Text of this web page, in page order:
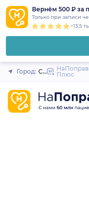
Вернём 500 ₽ за
Только при записи
~13.5
Город: Санкт-Плюс